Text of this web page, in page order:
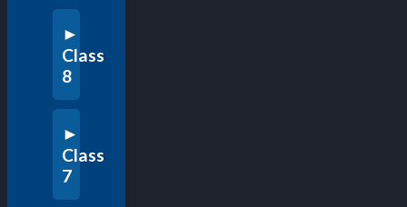
Class
8
Class
7